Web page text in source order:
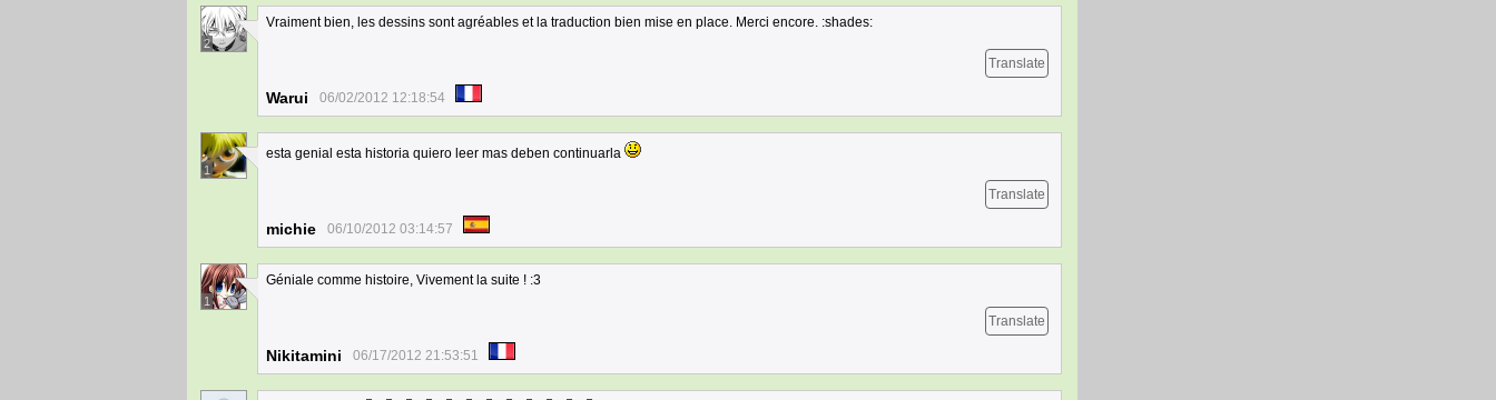
2
Vraiment bien, les dessins sont agréables et la traduction bien mise en place. Merci encore. :shades:
Translate
Warui 06/02/2012 12:18:54
1
esta genial esta historia quiero leer mas deben continuarla
Translate
michie 06/10/2012 03:14:57
1
Géniale comme histoire, Vivement la suite ! :3
Translate
Nikitamini 06/17/2012 21:53:51